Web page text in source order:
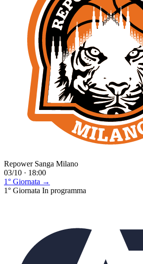
Repower Sanga Milano
03/10 · 18:00
1° Giornata →
1° Giornata In programma